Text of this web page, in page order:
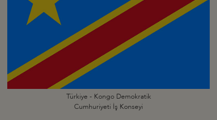
Türkiye - Kongo Demokratik
Cumhuriyeti İş Konseyi